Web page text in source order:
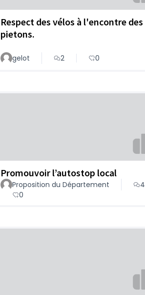
Respect des vélos à l'encontre des
pietons.
gelot 2 0
Promouvoir l’autostop local
Proposition du Département
4
0